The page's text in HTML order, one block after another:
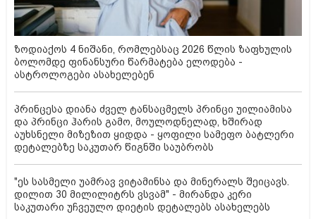
ზოდიაქოს 4 ნიშანი, რომლებსაც 2026 წლის ზაფხულის
ბოლომდე ფინანსური წარმატება ელოდება -
ასტროლოგები ასახელებენ
პრინცესა დიანა ძველ ტანსაცმელს პრინცი უილიამისა
და პრინცი ჰარის გამო, მოულოდნელად, ხშირად
აუხსნელი მიზეზით ყიდდა - ყოფილი სამეფო ბატლერი
დეტალებზე საკუთარ წიგნში საუბრობს
"ეს სასმელი უამრავ ვიტამინსა და მინერალს შეიცავს.
დილით 30 მილილიტრს ვსვამ" - მირანდა კერი
საკუთარი უჩვეულო დიეტის დეტალებს ასახელებს